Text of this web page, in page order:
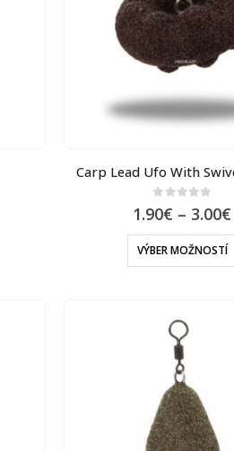
Carp Lead Ufo With
0out of 5
1.90€ – 3.00€
VÝBER MOŽNOSTÍ